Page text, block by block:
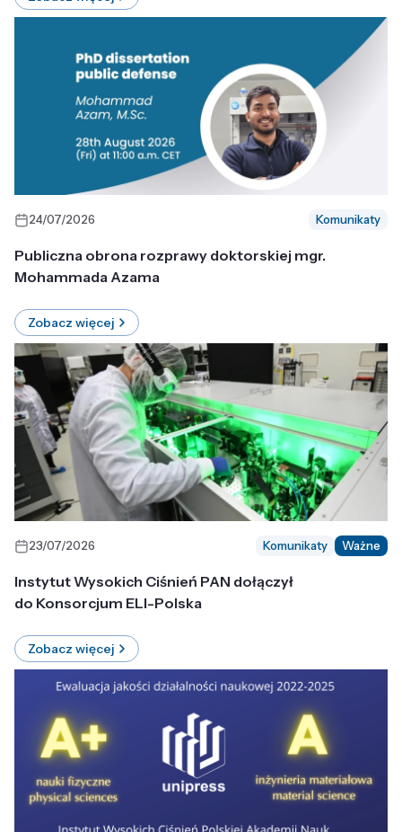
24/07/2026 Komunikaty
Publiczna obrona rozprawy doktorskiej mgr.
Mohammada Azama
Zobacz więcej
23/07/2026 Komunikaty Ważne
Instytut Wysokich Ciśnień PAN dołączył
do Konsorcjum ELI-Polska
Zobacz więcej